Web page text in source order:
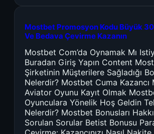
Mostbet Promosyon Kodu Büyük
Ve Bedava Çevirme Kazanın
Mostbet Com’da Oynamak Mı
Buradan Giriş Yapın Content
Şirketinin Müşterilere Sağladığı
Nelerdir? Mostbet Cuma Kazancı
Aviator Oyunu Kayıt Olmak
Oyunculara Yönelik Hoş Geldin
Nelerdir? Mostbet Bonusları
Sorulan Sorular Betist Bonusu